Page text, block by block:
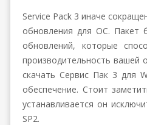
Service Pack 3 иначе
обновления для ОС. Пакет
обновлений, которые
производительность вашей
скачать Сервис Пак 3 для
обеспечение. Стоит
устанавливается он
SP2.